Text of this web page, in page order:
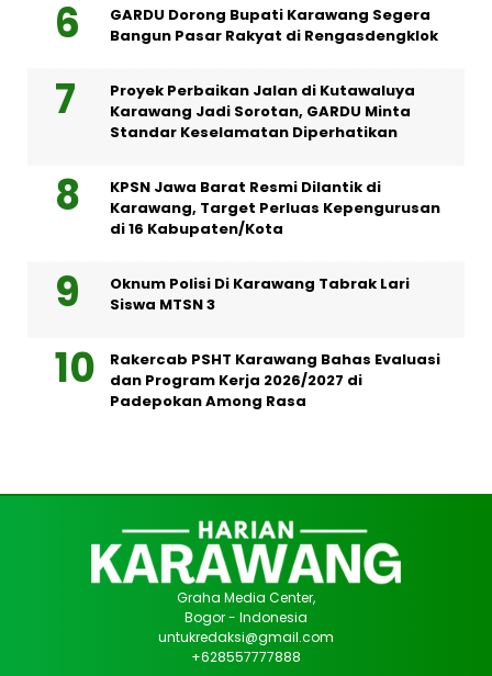
GARDU Dorong Bupati Karawang Segera
Bangun Pasar Rakyat di Rengasdengklok
Proyek Perbaikan Jalan di Kutawaluya
Karawang Jadi Sorotan, GARDU Minta
Standar Keselamatan Diperhatikan
KPSN Jawa Barat Resmi Dilantik di
Karawang, Target Perluas Kepengurusan
di 16 Kabupaten/Kota
Oknum Polisi Di Karawang Tabrak Lari
Siswa MTSN 3
Rakercab PSHT Karawang Bahas Evaluasi
dan Program Kerja 2026/2027 di
Padepokan Among Rasa
Graha Media Center,
Bogor - Indonesia
untukredaksi@gmail.com
+628557777888